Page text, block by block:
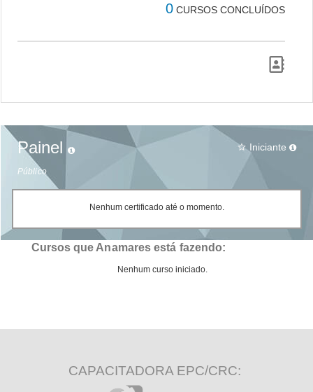
0 CURSOS CONCLUÍDOS
Painel
Público
star_border Iniciante
Nenhum certificado até o momento.
Cursos que Anamares está fazendo:
Nenhum curso iniciado.
CAPACITADORA EPC/CRC: